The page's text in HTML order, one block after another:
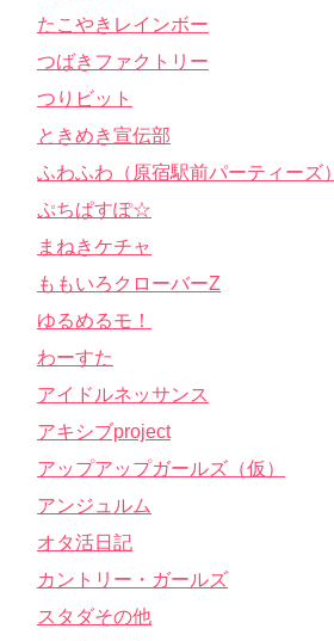
たこやきレインボー
つばきファクトリー
つりビット
ときめき宣伝部
ふわふわ（原宿駅前パーティーズ）
ぷちぱすぽ☆
まねきケチャ
ももいろクローバーZ
ゆるめるモ！
わーすた
アイドルネッサンス
アキシブproject
アップアップガールズ（仮）
アンジュルム
オタ活日記
カントリー・ガールズ
スタダその他